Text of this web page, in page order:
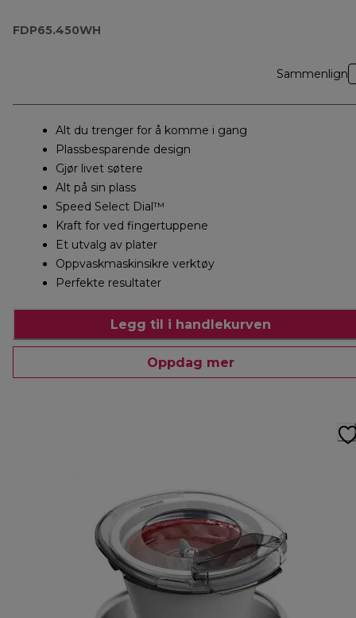
FDP65.450WH
Sammenlign
Alt du trenger for å komme i gang
Plassbesparende design
Gjør livet søtere
Alt på sin plass
Speed Select Dial™
Kraft for ved fingertuppene
Et utvalg av plater
Oppvaskmaskinsikre verktøy
Perfekte resultater
Legg til i handlekurven
Oppdag mer